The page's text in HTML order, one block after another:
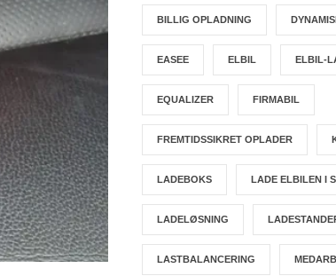
BILLIG OPLADNING
EASEE ELBIL ELBIL-
EQUALIZER FIRMABIL
FREMTIDSSIKRET OPLADER
LADEBOKS LADE ELBILEN I
LADELØSNING
LASTBALANCERING